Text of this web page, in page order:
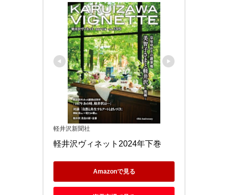
軽井沢新聞社
軽井沢ヴィネット2024年下巻
Amazonで見る